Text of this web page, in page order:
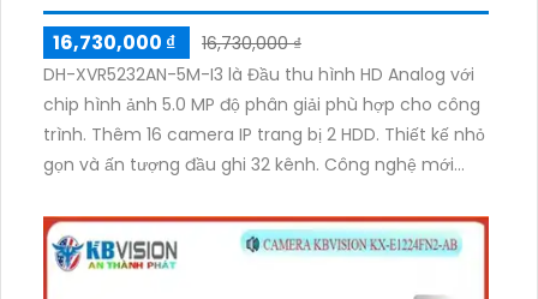
16,730,000 ₫
16,730,000 ₫
DH-XVR5232AN-5M-I3 là Đầu thu hình HD Analog với
chip hình ảnh 5.0 MP độ phân giải phù hợp cho công
trình. Thêm 16 camera IP trang bị 2 HDD. Thiết kế nhỏ
gọn và ấn tượng đầu ghi 32 kênh. Công nghệ mới
hợp công nghệ AI phù hợp cho các công trình.